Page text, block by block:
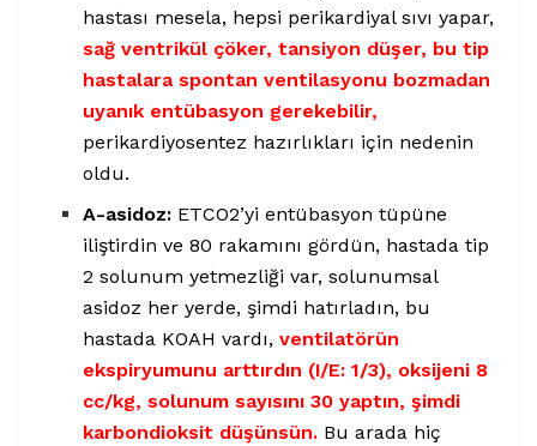
hastası mesela, hepsi perikardiyal sıvı yapar,
sağ ventrikül çöker, tansiyon düşer, bu tip
hastalara spontan ventilasyonu bozmadan
uyanık entübasyon gerekebilir,
perikardiyosentez hazırlıkları için nedenin
oldu.
A-asidoz: ETCO2’yi entübasyon tüpüne
iliştirdin ve 80 rakamını gördün, hastada tip
2 solunum yetmezliği var, solunumsal
asidoz her yerde, şimdi hatırladın, bu
hastada KOAH vardı,ventilatörün
ekspiryumunu arttırdın (I/E: 1/3), oksijeni 8
cc/kg, solunum sayısını 30 yaptın, şimdi
karbondioksit düşünsün. Bu arada hiç